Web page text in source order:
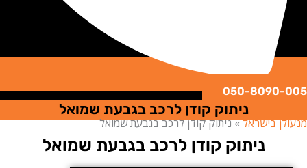
050-
ניתוק קודן לרכב בגבעת שמואל
בישראל»ניתוק קודן לרכב בגבעת שמואל
ניתוק קודן לרכב בגבעת שמואל